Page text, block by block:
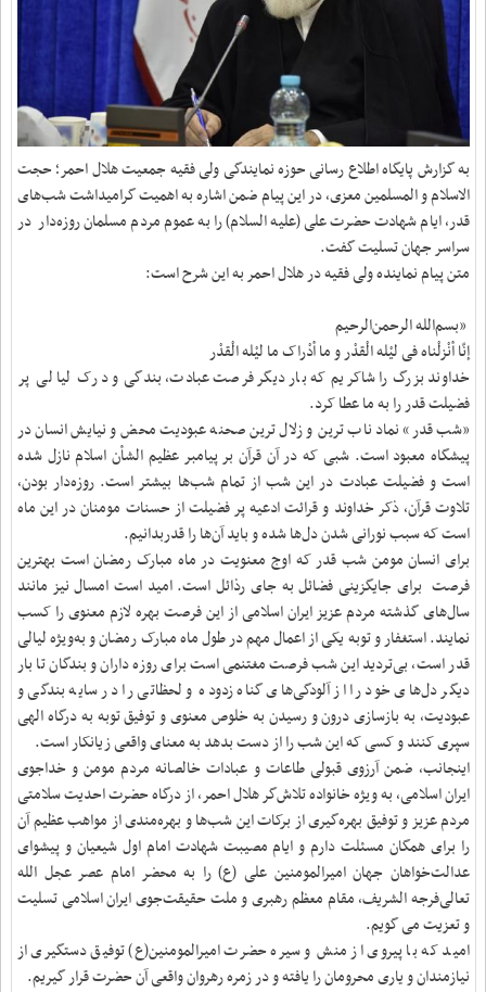
به گزارش پایگاه اطلاع رسانی حوزه نمایندگی ولی فقیه جمعیت هلال احمر؛ حجت
الاسلام و المسلمین معزی، در این پیام ضمن اشاره به اهمیت گرامیداشت شب‌های
قدر، ایام شهادت حضرت علی (علیه السلام) را به عموم مردم مسلمان روزه‌دار در
سراسر جهان تسلیت گفت.
متن پیام نماینده ولی فقیه در هلال احمر به این شرح است:
«بسم‌الله الرحمن‌الرحیم
إنّا أنْزلْناه فی‏ لیْله الْقدْر و ما أدْراک ما لیْله الْقدْر
خداوند بزرگ را شاکریم که بار دیگر فرصت عبادت، بندگی و درک لیالی پر
فضیلت قدر را به ما عطا کرد.
«شب قدر» نماد ناب ترین و زلال ترین صحنه عبودیت محض و نیایش انسان در
پیشگاه معبود است. شبی که در آن قرآن بر پیامبر عظیم الشأن اسلام نازل شده
است و فضیلت عبادت در این شب از تمام شب‌ها بیشتر است. روزه‌دار بودن،
تلاوت قرآن، ذکر خداوند و ‏قرائت ادعیه پر فضیلت از حسنات مومنان در این ماه
است که سبب نورانی شدن دل‌ها شده و باید آن‌ها را قدربدانیم.
برای انسان مومن شب قدر که اوج معنویت در ماه مبارک رمضان است بهترین
فرصت برای جایگزینی فضائل به جای رذائل است. امید است امسال نیز مانند
سال‌های گذشته مردم عزیز ایران اسلامی از این فرصت بهره لازم معنوی را کسب
نمایند. استغفار و توبه یکی از اعمال مهم در طول ماه مبارک رمضان و به‌ویژه لیالی
قدر است، بی‌تردید این شب فرصت مغتنمی است برای روزه داران و بندگان تا بار
دیگر دل‌های خود را از آلودگی‌های گناه زدوده و لحظاتی را در سایه بندگی و
عبودیت، به بازسازی درون و رسیدن به خلوص معنوی و توفیق توبه به درگاه الهی
سپری کنند و کسی که این شب را از دست بدهد به معنای واقعی زیانکار است.
اینجانب، ضمن آرزوی قبولی طاعات و عبادات خالصانه مردم مومن و خداجوی
ایران اسلامی، به ویژه خانواده تلاش‌گر هلال احمر، از درگاه حضرت احدیت سلامتی
مردم عزیز و توفیق بهره‌گیری از برکات این شب‌ها و بهره‌مندی از مواهب عظیم آن
را برای همگان مسئلت دارم و ایام مصیبت شهادت امام اول شیعیان و پیشوای
عدالت‌خواهان جهان امیرالمومنین علی (ع) را به محضر امام عصر عجل الله
تعالی‌فرجه الشریف، مقام معظم رهبری و ملت حقیقت‌جوی ایران اسلامی تسلیت
و تعزیت می گویم.
امید که با پیروی از منش و سیره حضرت امیرالمومنین(ع) توفیق دستگیری از
نیازمندان و یاری محرومان را یافته و در زمره رهروان واقعی آن حضرت قرار گیریم.